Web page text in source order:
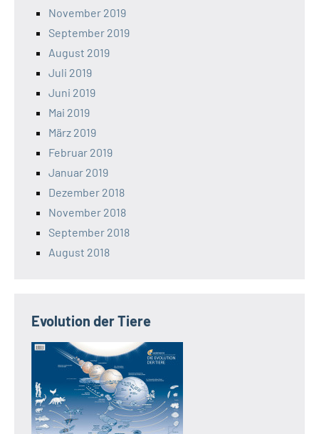
November 2019
September 2019
August 2019
Juli 2019
Juni 2019
Mai 2019
März 2019
Februar 2019
Januar 2019
Dezember 2018
November 2018
September 2018
August 2018
Evolution der Tiere